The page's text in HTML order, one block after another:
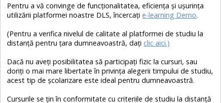
Pentru a vă convinge de funcţionalitatea, eficienţa şi uşurinţa
utilizării platformei noastre DLS, încercaţie-learning Demo.
(Pentru a verifica nivelul de calitate al platformei de studiu la
distanţă pentru ţara dumneavoastră, daţiclic aici.)
Dacă nu aveţi posibilitatea să participaţi fizic la cursuri, sau
doriţi o mai mare libertate în privinţa alegerii timpului de studiu,
acest tip de şcolarizare este ideal pentru dumneavoastră.
Cursurile se ţin în conformitate cu criteriile de studiu la distanţă